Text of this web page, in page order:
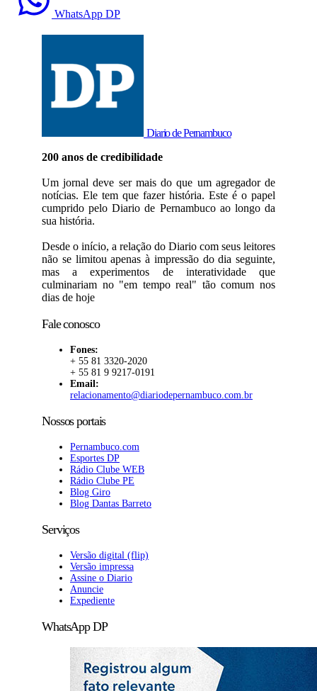
WhatsApp DP
Diario de Pernambuco
200 anos de credibilidade
Um jornal deve ser mais do que um agregador de
notícias. Ele tem que fazer história. Este é o papel
cumprido pelo Diario de Pernambuco ao longo da
sua história.
Desde o início, a relação do Diario com seus leitores
não se limitou apenas à impressão do dia seguinte,
mas a experimentos de interatividade que
culminariam no "em tempo real" tão comum nos
dias de hoje
Fale conosco
Fones:
+ 55 81 3320-2020
+ 55 81 9 9217-0191
Email:
relacionamento@diariodepernambuco.com.br
Nossos portais
Pernambuco.com
Esportes DP
Rádio Clube WEB
Rádio Clube PE
Blog Giro
Blog Dantas Barreto
Serviços
Versão digital (flip)
Versão impressa
Assine o Diario
Anuncie
Expediente
WhatsApp DP